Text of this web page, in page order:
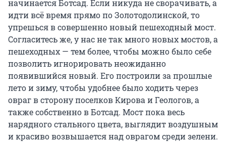
начинается Ботсад. Если никуда не сворачивать, а
идти всё время прямо по Золотодолинской, то
упрешься в совершенно новый пешеходный мост.
Согласитесь же, у нас не так много новых мостов, а
пешеходных — тем более, чтобы можно было себе
позволить игнорировать неожиданно
появившийся новый. Его построили за прошлые
лето и зиму, чтобы удобнее было ходить через
овраг в сторону поселков Кирова и Геологов, а
также собственно в Ботсад. Мост пока весь
нарядного стального цвета, выглядит воздушным
и красиво возвышается над оврагом среди зелени.